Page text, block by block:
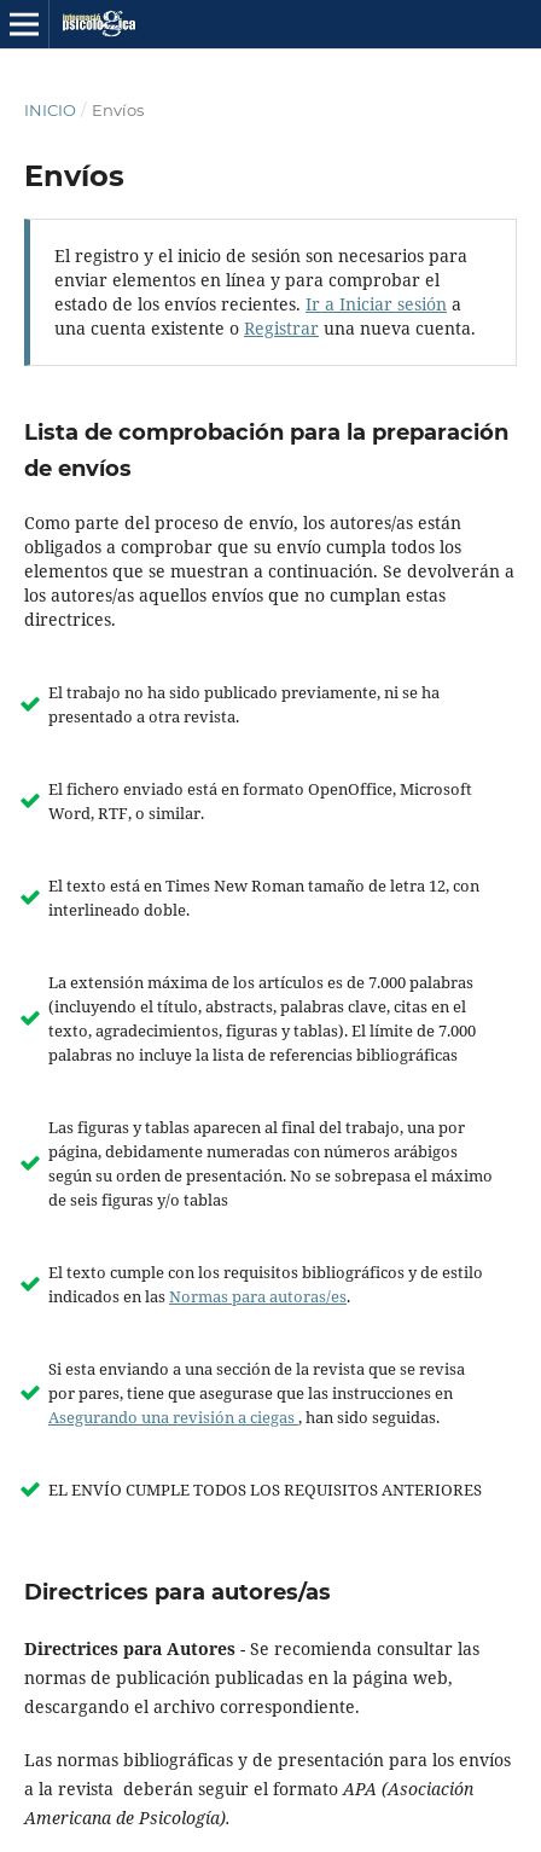
INICIO / Envíos
Envíos
El registro y el inicio de sesión son necesarios para
enviar elementos en línea y para comprobar el
estado de los envíos recientes. Ir a Iniciar sesióna
una cuenta existente o Registraruna nueva cuenta.
Lista de comprobación para la preparación
de envíos
Como parte del proceso de envío, los autores/as están
obligados a comprobar que su envío cumpla todos los
elementos que se muestran a continuación. Se devolverán a
los autores/as aquellos envíos que no cumplan estas
directrices.
El trabajo no ha sido publicado previamente, ni se ha
presentado a otra revista.
El fichero enviado está en formato OpenOffice, Microsoft
Word, RTF, o similar.
El texto está en Times New Roman tamaño de letra 12, con
interlineado doble.
La extensión máxima de los artículos es de 7.000 palabras
(incluyendo el título, abstracts, palabras clave, citas en el
texto, agradecimientos, figuras y tablas). El límite de 7.000
palabras no incluye la lista de referencias bibliográficas
Las figuras y tablas aparecen al final del trabajo, una por
página, debidamente numeradas con números arábigos
según su orden de presentación. No se sobrepasa el máximo
de seis figuras y/o tablas
El texto cumple con los requisitos bibliográficos y de estilo
indicados en lasNormas para autoras/es.
Si esta enviando a una sección de la revista que se revisa
por pares, tiene que asegurase que las instrucciones en
Asegurando una revisión a ciegas, han sido seguidas.
EL ENVÍO CUMPLE TODOS LOS REQUISITOS ANTERIORES
Directrices para autores/as
Directrices para Autores- Se recomienda consultar las
normas de publicación publicadas en la página web,
descargando el archivo correspondiente.
Las normas bibliográficas y de presentación para los envíos
a la revista deberán seguir el formatoAPA (Asociación
Americana de Psicología).